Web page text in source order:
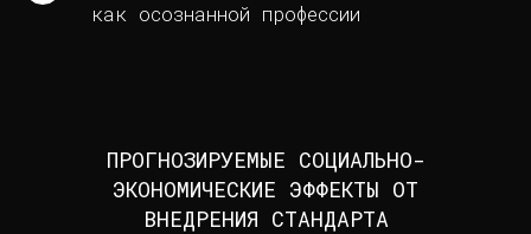
как осознанной профессии
ПРОГНОЗИРУЕМЫЕ СОЦИАЛЬНО-
ЭКОНОМИЧЕСКИЕ ЭФФЕКТЫ ОТ
ВНЕДРЕНИЯ СТАНДАРТА